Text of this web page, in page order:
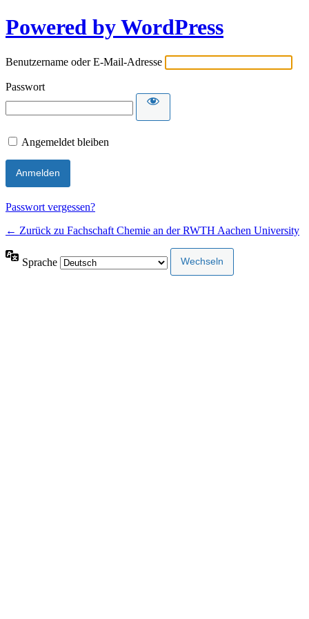
Powered by WordPress
Benutzername oder E-Mail-Adresse
Passwort
Angemeldet bleiben
Passwort vergessen?
← Zurück zu Fachschaft Chemie an der RWTH Aachen University
Sprache